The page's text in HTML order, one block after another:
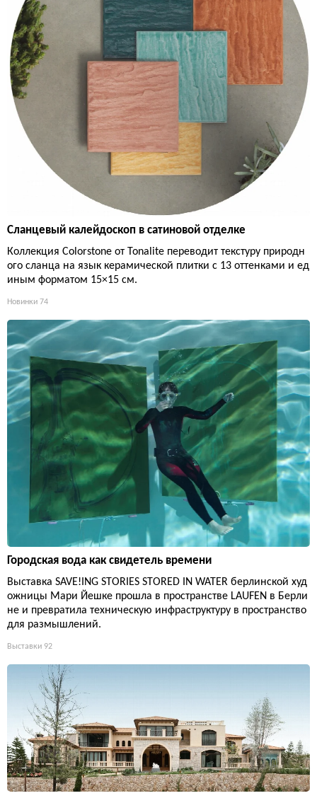
Сланцевый калейдоскоп в сатиновой отделке
Коллекция Colorstone от Tonalite переводит текстуру природн
ого сланца на язык керамической плитки с 13 оттенками и ед
иным форматом 15×15 см.
Новинки 74
Городская вода как свидетель времени
Выставка SAVE!ING STORIES STORED IN WATER берлинской худ
ожницы Мари Йешке прошла в пространстве LAUFEN в Берли
не и превратила техническую инфраструктуру в пространство
для размышлений.
Выставки 92